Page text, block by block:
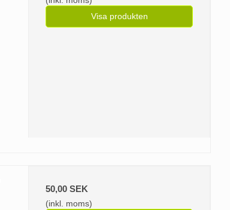
Visa produkten
50,00 SEK
(inkl. moms)